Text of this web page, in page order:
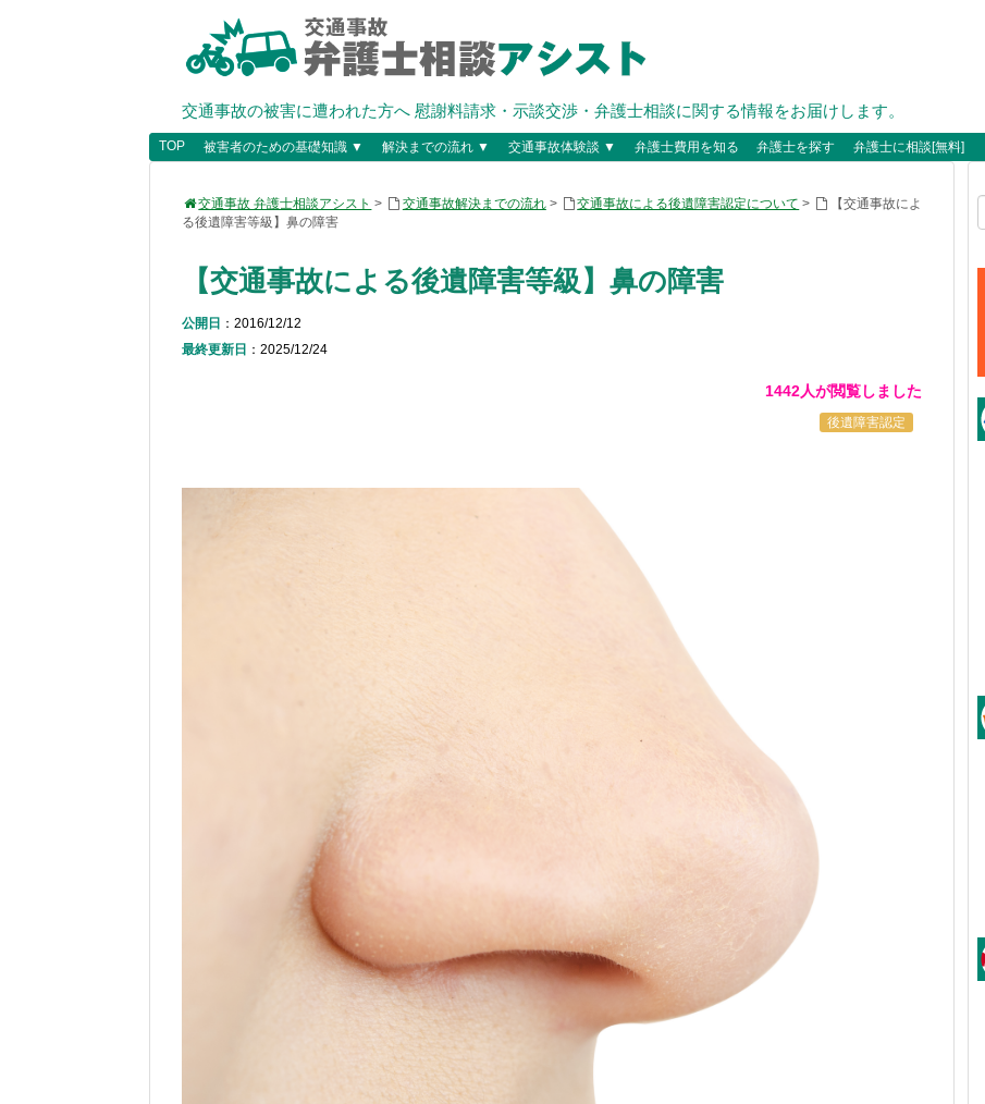
交通事故の被害に遭われた方へ 慰謝料請求・示談交渉・弁護士相談に関する情報をお届けします。
TOP 被害者のための基礎知識 ▼ 解決までの流れ ▼ 交通事故体験談 ▼ 弁護士費用を知る 弁護士を探す 弁護士に相談[無料]
交通事故 弁護士相談アシスト > 交通事故解決までの流れ> 交通事故による後遺障害認定について >
【交通事故によ
る後遺障害等級】鼻の障害
【交通事故による後遺障害等級】鼻の障害
公開日 ：2016/12/12
最終更新日 ：2025/12/24
1442人が閲覧しました
後遺障害認定